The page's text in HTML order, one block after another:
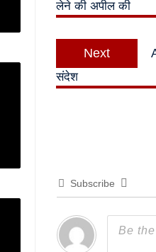
लेने की अपील की
Next
संदेश
Subscribe